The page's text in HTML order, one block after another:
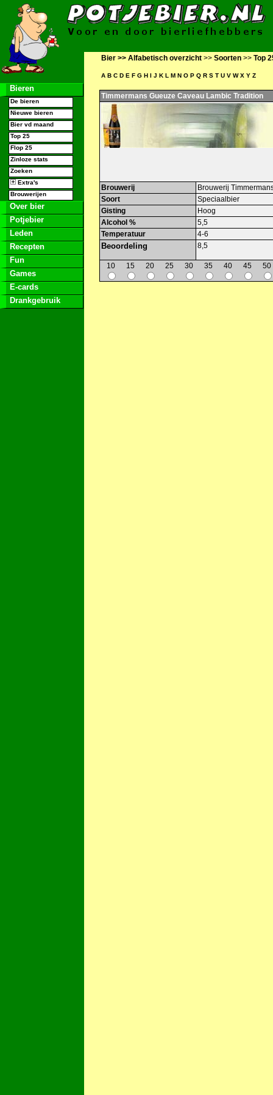
Bieren
De bieren
Nieuwe bieren
Bier vd maand
Top 25
Flop 25
Zinloze stats
Zoeken
Extra's
Brouwerijen
Over bier
Potjebier
Leden
Recepten
Fun
Games
E-cards
Drankgebruik
Bier >> Alfabetisch overzicht >> Soorten >> Top
A B C D E F G H I J K L M N O P Q R S T U V W X Y Z
Timmermans Gueuze Caveau Lambic Tradition
Brouwerij
Brouwerij
Soort
Speciaalbier
Gisting
Hoog
Alcohol %
5,5
Temperatuur
4-6
Beoordeling 8,5
10 15 20 25 30 35 40 45 50